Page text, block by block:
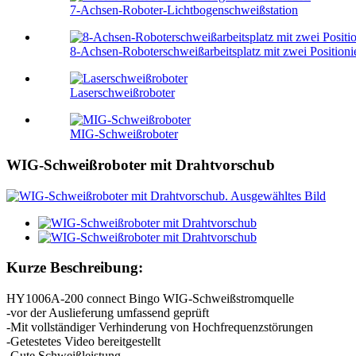
7-Achsen-Roboter-Lichtbogenschweißstation
8-Achsen-Roboterschweißarbeitsplatz mit zwei
Laserschweißroboter
MIG-Schweißroboter
WIG-Schweißroboter mit Drahtvorschub
Kurze Beschreibung:
HY1006A-200 connect Bingo WIG-Schweißstromquelle
-vor der Auslieferung umfassend geprüft
-Mit vollständiger Verhinderung von Hochfrequenzstörungen
-Getestetes Video bereitgestellt